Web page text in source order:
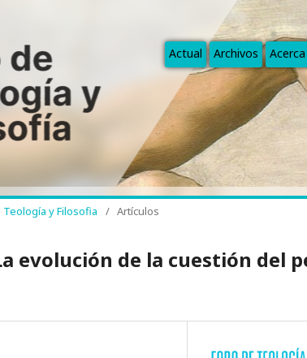
Actual Archivos
Teología y Filosofia / Artículos
evolución de la cuestión del